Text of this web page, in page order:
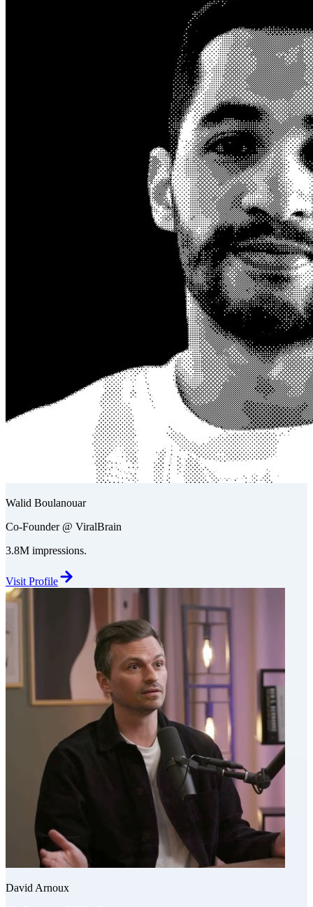
Walid Boulanouar
Co-Founder @ ViralBrain
3.8M impressions.
Visit Profile
David Arnoux